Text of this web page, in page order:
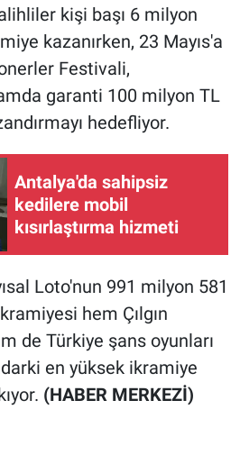
kişi başı 6 milyon
kazanırken, 23 Mayıs'a
Festivali,
garanti 100 milyon TL
hedefliyor.
Antalya'da sahipsiz
kedilere mobil
kısırlaştırma hizmeti
Loto'nun 991 milyon 581
hem Çılgın
de Türkiye şans oyunları
en yüksek ikramiye
(HABER MERKEZİ)